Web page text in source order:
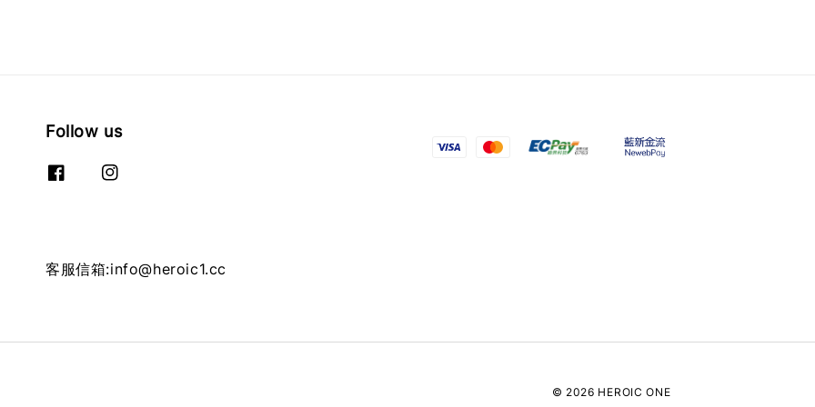
Follow us
客服信箱:info@heroic1.cc
© 2026 HEROIC ONE